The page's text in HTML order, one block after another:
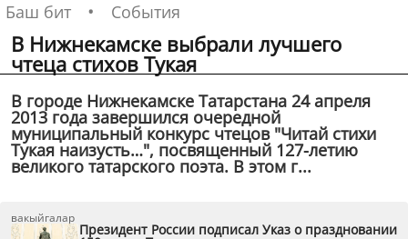
Баш бит События
В Нижнекамске выбрали лучшего
чтеца стихов Тукая
В городе Нижнекамске Татарстана 24 апреля
2013 года завершился очередной
муниципальный конкурс чтецов "Читай стихи
Тукая наизусть…", посвященный 127-летию
великого татарского поэта. В этом г...
вакыйгалар
Президент России подписал Указ о праздновании